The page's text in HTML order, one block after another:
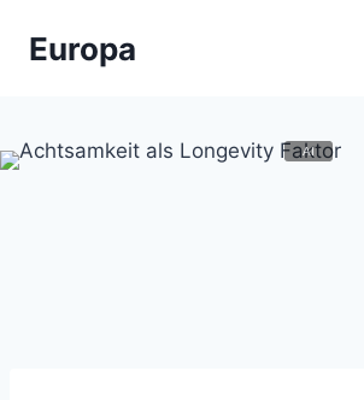
InhaltEuropa